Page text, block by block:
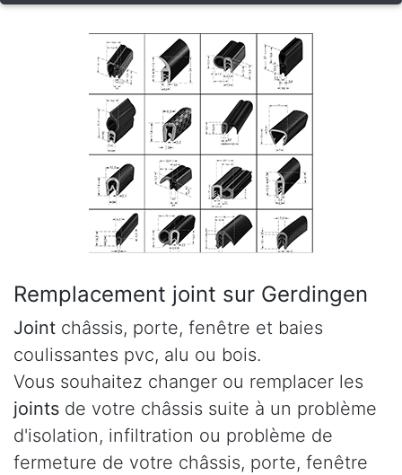
Remplacement joint sur Gerdingen
Joint châssis, porte, fenêtre et baies
coulissantes pvc, alu ou bois.
Vous souhaitez changer ou remplacer les
joints de votre châssis suite à un problème
d'isolation, infiltration ou problème de
fermeture de votre châssis, porte, fenêtre